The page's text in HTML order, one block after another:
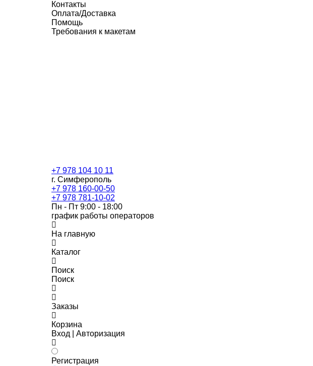
Контакты
Оплата/Доставка
Помощь
Требования к макетам
+7 978 104 10 11
г. Симферополь
+7 978 160-00-50
+7 978 781-10-02
Пн - Пт 9:00 - 18:00
график работы операторов
На главную
Каталог
Поиск
Поиск
Заказы
Корзина
Вход | Авторизация
Регистрация